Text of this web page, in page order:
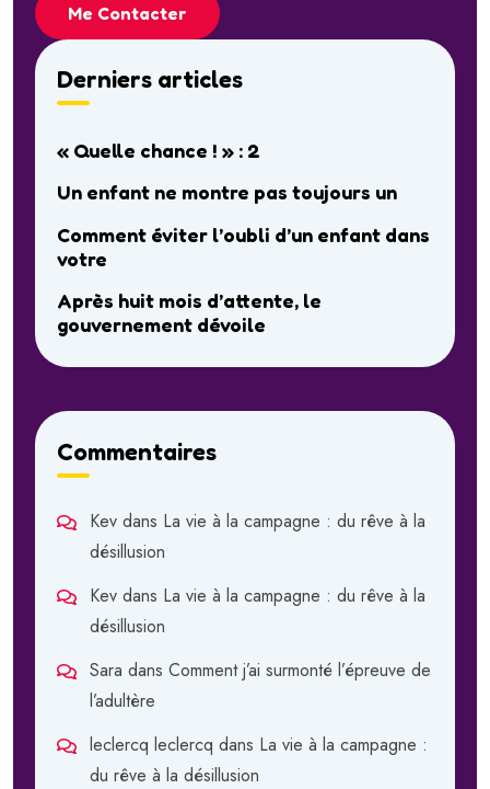
Me Contacter
Derniers articles
« Quelle chance ! » : 2
Un enfant ne montre pas toujours un
Comment éviter l’oubli d’un enfant dans
votre
Après huit mois d’attente, le
gouvernement dévoile
Commentaires
Kev dans La vie à la campagne : du rêve à la
désillusion
Kev dans La vie à la campagne : du rêve à la
désillusion
Sara dans Comment j’ai surmonté l’épreuve de
l’adultère
leclercq leclercq dans La vie à la campagne :
du rêve à la désillusion